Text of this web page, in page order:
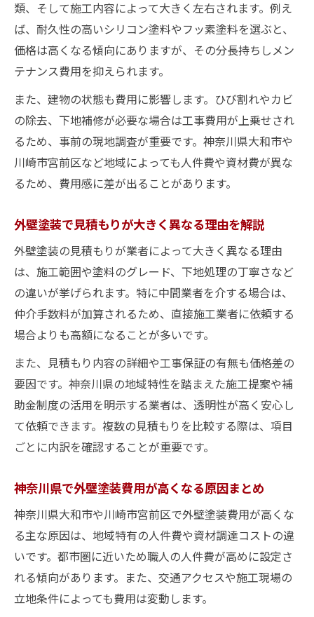
類、そして施工内容によって大きく左右されます。例え
ば、耐久性の高いシリコン塗料やフッ素塗料を選ぶと、
価格は高くなる傾向にありますが、その分長持ちしメン
テナンス費用を抑えられます。
また、建物の状態も費用に影響します。ひび割れやカビ
の除去、下地補修が必要な場合は工事費用が上乗せされ
るため、事前の現地調査が重要です。神奈川県大和市や
川崎市宮前区など地域によっても人件費や資材費が異な
るため、費用感に差が出ることがあります。
外壁塗装で見積もりが大きく異なる理由を解説
外壁塗装の見積もりが業者によって大きく異なる理由
は、施工範囲や塗料のグレード、下地処理の丁寧さなど
の違いが挙げられます。特に中間業者を介する場合は、
仲介手数料が加算されるため、直接施工業者に依頼する
場合よりも高額になることが多いです。
また、見積もり内容の詳細や工事保証の有無も価格差の
要因です。神奈川県の地域特性を踏まえた施工提案や補
助金制度の活用を明示する業者は、透明性が高く安心し
て依頼できます。複数の見積もりを比較する際は、項目
ごとに内訳を確認することが重要です。
神奈川県で外壁塗装費用が高くなる原因まとめ
神奈川県大和市や川崎市宮前区で外壁塗装費用が高くな
る主な原因は、地域特有の人件費や資材調達コストの違
いです。都市圏に近いため職人の人件費が高めに設定さ
れる傾向があります。また、交通アクセスや施工現場の
立地条件によっても費用は変動します。